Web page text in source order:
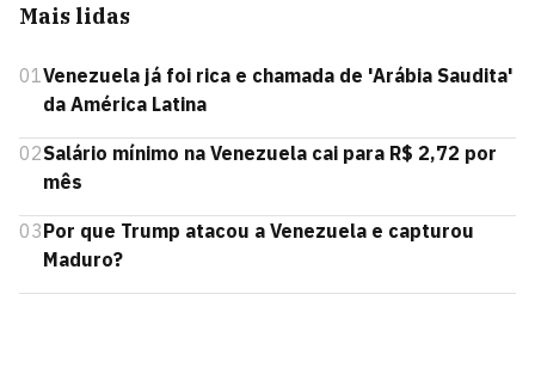
Mais lidas
01 Venezuela já foi rica e chamada de 'Arábia Saudita'
da América Latina
02Salário mínimo na Venezuela cai para R$ 2,72 por
mês
03Por que Trump atacou a Venezuela e capturou
Maduro?